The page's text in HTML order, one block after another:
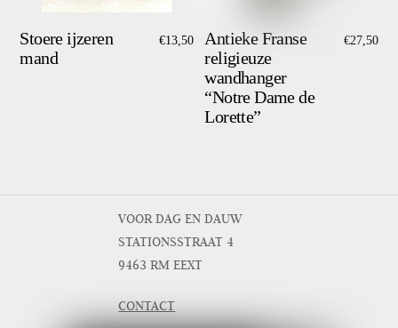
Stoere ijzeren
mand
€13,50
Antieke Franse
religieuze
wandhanger
“Notre Dame de
Lorette”
€27,50
VOOR DAG EN DAUW
STATIONSSTRAAT 4
9463 RM EEXT
CONTACT